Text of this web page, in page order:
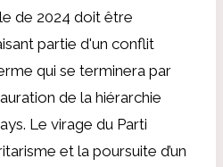
de 2024 doit être
partie d'un conflit
qui se terminera par
de la hiérarchie
Le virage du Parti
et la poursuite d’un